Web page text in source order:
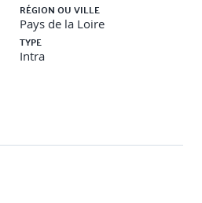
RÉGION OU VILLE
Pays de la Loire
TYPE
Intra